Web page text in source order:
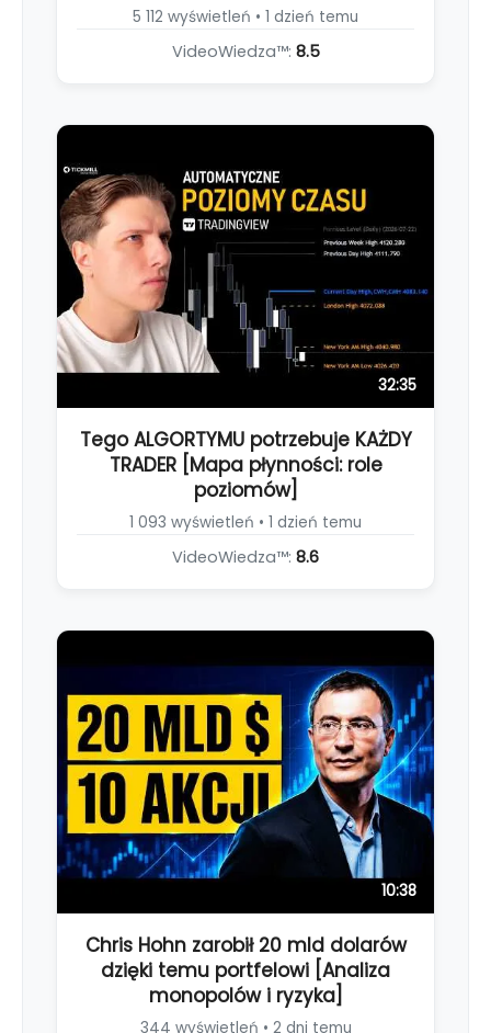
5 112 wyświetleń • 1 dzień temu
VideoWiedza™: 8.5
32:35
Tego ALGORTYMU potrzebuje KAŻDY
TRADER [Mapa płynności: role
poziomów]
1 093 wyświetleń • 1 dzień temu
VideoWiedza™: 8.6
10:38
Chris Hohn zarobił 20 mld dolarów
dzięki temu portfelowi [Analiza
monopolów i ryzyka]
344 wyświetleń • 2 dni temu